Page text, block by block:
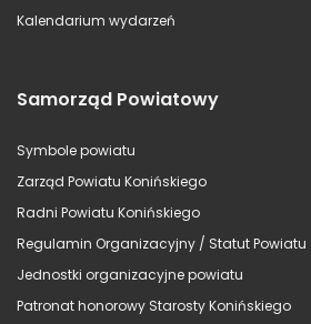
Kalendarium wydarzeń
Samorząd Powiatowy
Symbole powiatu
Zarząd Powiatu Konińskiego
Radni Powiatu Konińskiego
Regulamin Organizacyjny / Statut Powiatu
Jednostki organizacyjne powiatu
Patronat honorowy Starosty Konińskiego